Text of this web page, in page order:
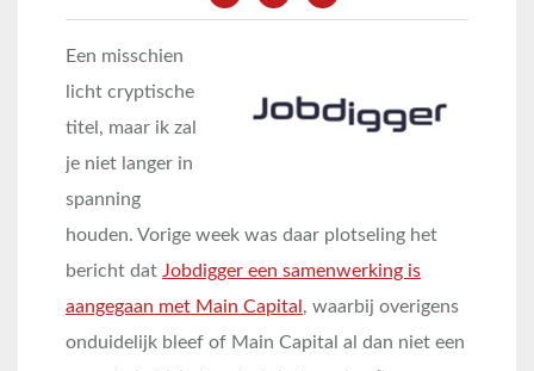
Een misschien
licht cryptische
titel, maar ik zal
je niet langer in
spanning
houden. Vorige week was daar plotseling het
bericht dat Jobdigger een samenwerking is
aangegaan met Main Capital , waarbij overigens
onduidelijk bleef of Main Capital al dan niet een